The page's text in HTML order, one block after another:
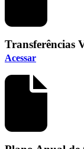
Transferências
Acessar